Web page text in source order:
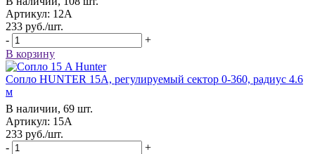
Артикул: 12А
233 руб./шт.
-
+
В корзину
Сопло HUNTER 15А, регулируемый сектор 0-360, радиус 4.6
м
В наличии, 69 шт.
Артикул: 15А
233 руб./шт.
-
+